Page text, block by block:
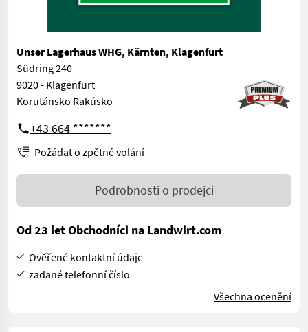
Unser Lagerhaus WHG, Kärnten, Klagenfurt
Südring 240
9020 - Klagenfurt
Korutánsko Rakúsko
+43 664 *******
Požádat o zpětné volání
Podrobnosti o prodejci
Od 23 let Obchodníci na Landwirt.com
Ověřené kontaktní údaje
zadané telefonní číslo
Všechna ocenění